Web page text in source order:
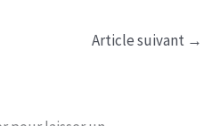
Article suivant →